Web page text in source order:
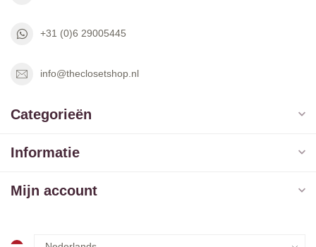
+31 (0)6 29005445
info@theclosetshop.nl
Categorieën
Informatie
Mijn account